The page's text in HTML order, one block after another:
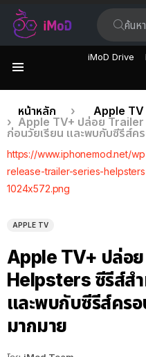
iMoD Drive
เรื่อง
ล่าสุด
คุณอยู่ที่นี่:
หน้าหลัก
Apple TV
Apple TV+ ปล่อย Trailer
ก่อนวัยเรียน และพบกับซีรีส์ค
https://www.iphonemod.net/
release-trailer-series-
1024x572.png
APPLE TV
Apple TV+ ปล่อ
Helpsters ซีรีส์ส
และพบกับซีรีส์คร
มากมาย